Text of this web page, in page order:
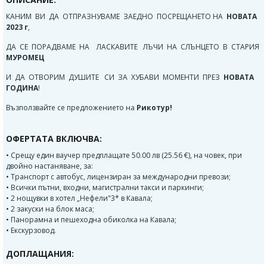
КАНИМ ВИ ДА ОТПРАЗНУВАМЕ ЗАЕДНО ПОСРЕЩАНЕТО НА НОВАТА
2023 г,
ДА СЕ ПОРАДВАМЕ НА ЛАСКАВИТЕ ЛЪЧИ НА СЛЪНЦЕТО В СТАРИЯ
МУРОМЕЦ
И ДА ОТВОРИМ ДУШИТЕ СИ ЗА ХУБАВИ МОМЕНТИ ПРЕЗ НОВАТА
ГОДИНА!
Възползвайте се предложението на Рикотур!
ОФЕРТАТА ВКЛЮЧВА:
• Срещу един ваучер предплащате 50.00 лв (25.56 €), на човек, при
двойно настаняване, за:
• Транспорт с автобус, лицензиран за международни превози;
• Всички пътни, входни, магистрални такси и паркинги;
• 2 нощувки в хотел „Нефели"3* в Кавала;
• 2 закуски на блок маса;
• Панорамна и пешеходна обиколка на Кавала;
• Екскурзовод.
ДОПЛАЩАНИЯ: